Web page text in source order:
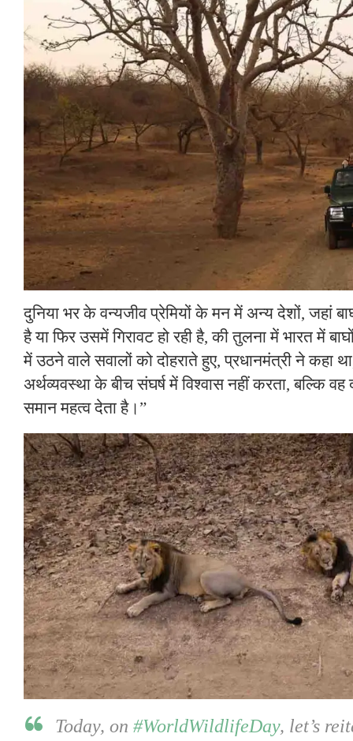
दुनिया भर के वन्यजीव प्रेमियों के मन में अन्य देशों, जहां
है या फिर उसमें गिरावट हो रही है, की तुलना में भारत में
में उठने वाले सवालों को दोहराते हुए, प्रधानमंत्री ने कहा
अर्थव्यवस्था के बीच संघर्ष में विश्वास नहीं करता, बल्कि
समान महत्व देता है।”
Today, on #WorldWildlifeDay, let’s